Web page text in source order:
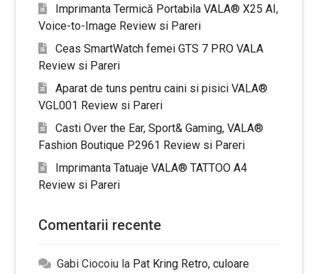
Imprimanta Termică Portabila VALA® X25 AI,
Voice-to-Image Review si Pareri
Ceas SmartWatch femei GTS 7 PRO VALA
Review si Pareri
Aparat de tuns pentru caini si pisici VALA®
VGL001 Review si Pareri
Casti Over the Ear, Sport& Gaming, VALA®
Fashion Boutique P2961 Review si Pareri
Imprimanta Tatuaje VALA® TATTOO A4
Review si Pareri
Comentarii recente
Gabi Ciocoiu la Pat Kring Retro, culoare